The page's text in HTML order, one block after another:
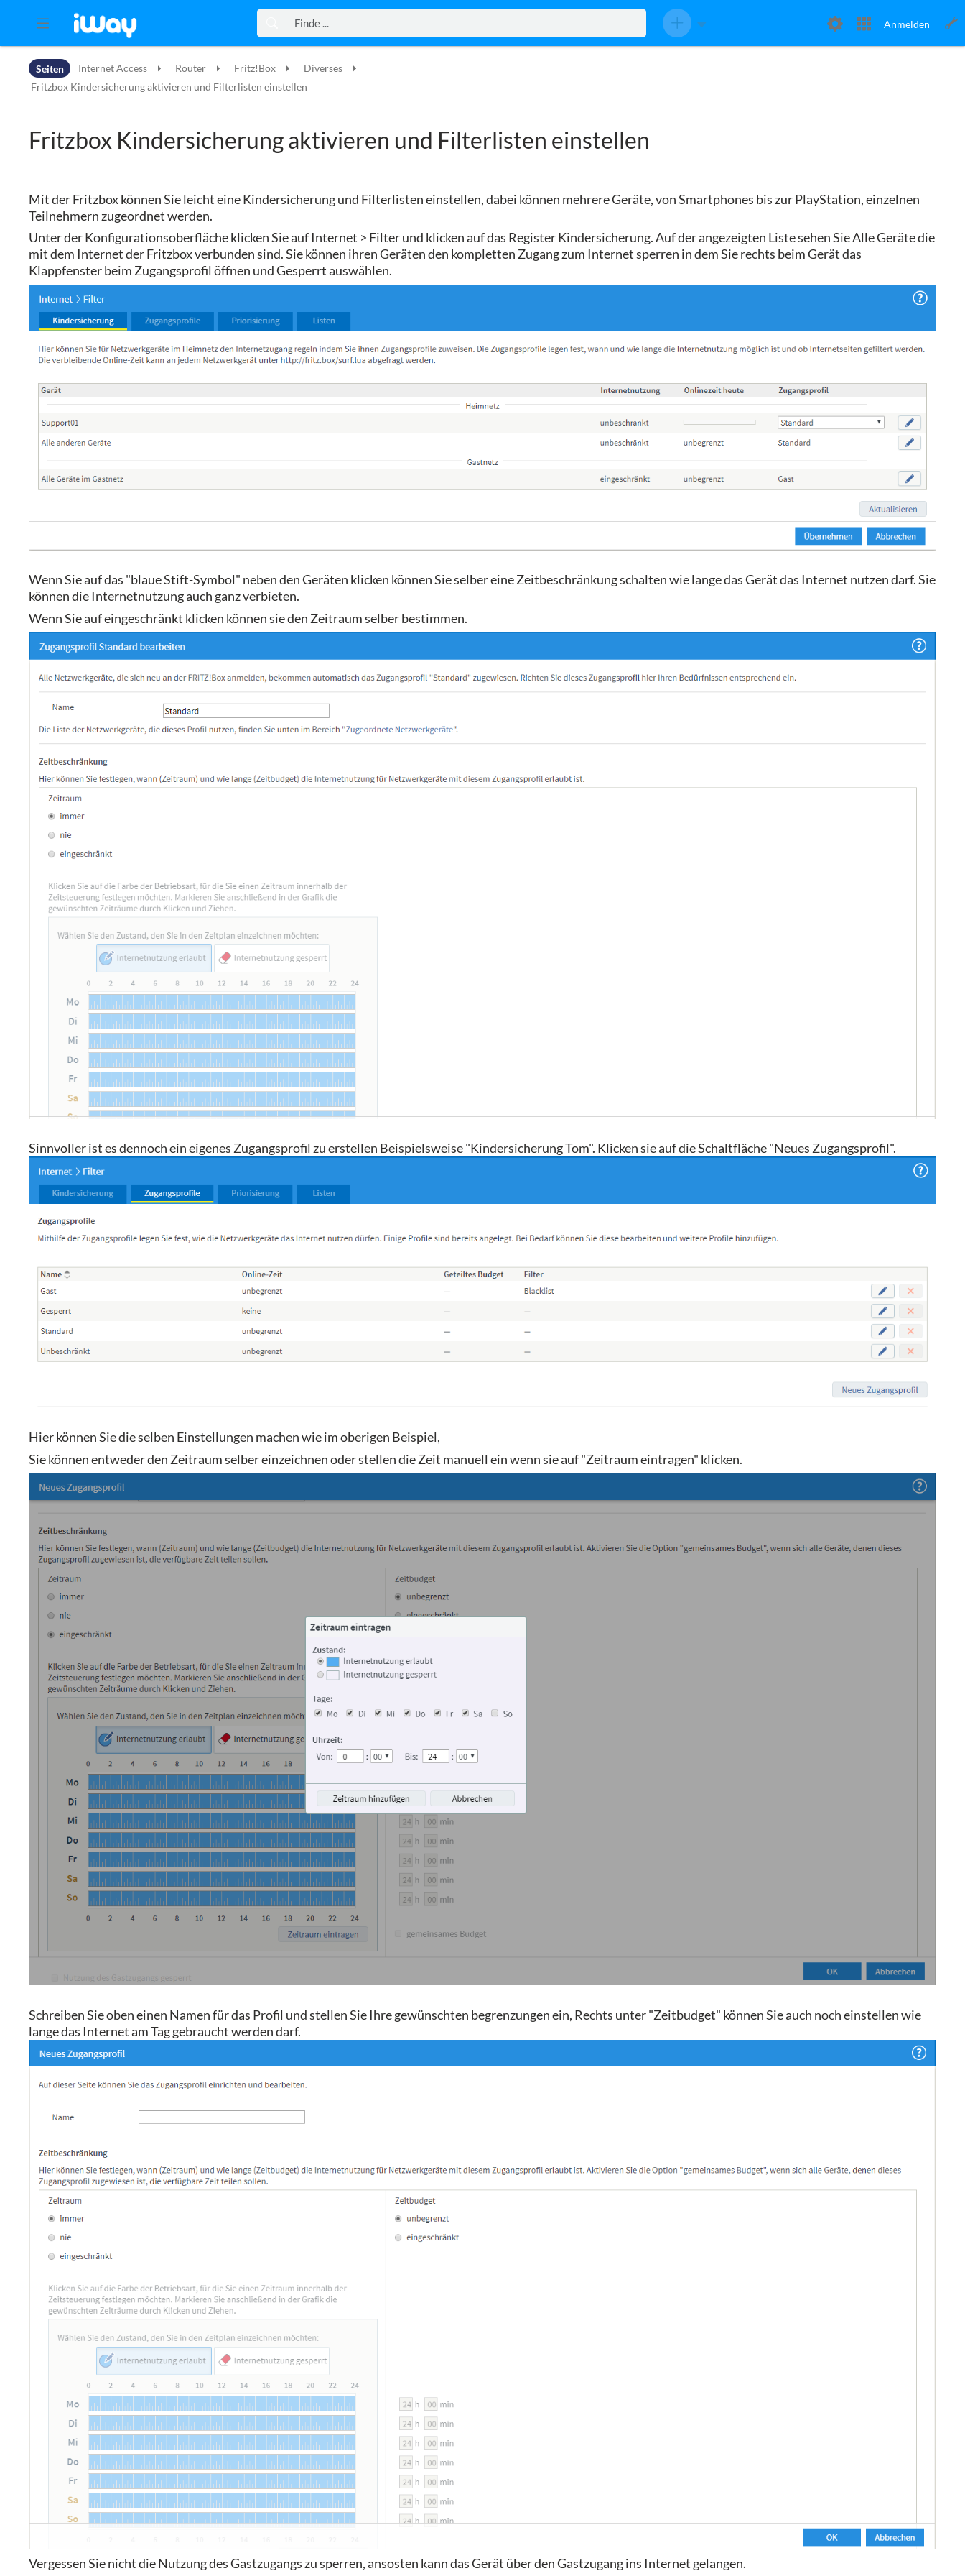
Zur Hauptnavigation
Zu den Seitenwerkzeugen
Anmelden
Seiten Internet Access Router Fritz!Box
Diverses
Fritzbox Kindersicherung aktivieren und Filterlisten einstellen
Fritzbox Kindersicherung aktivieren und Filterlisten einstellen
Mit der Fritzbox können Sie leicht eine Kindersicherung und Filterlisten einstellen, dabei können mehrere Geräte, von Smartphones bis zur PlayStation, einzelnen
Teilnehmern zugeordnet werden.
Unter der Konfigurationsoberfläche klicken Sie auf Internet > Filter und klicken auf das Register Kindersicherung. Auf der angezeigten Liste sehen Sie Alle Geräte die
mit dem Internet der Fritzbox verbunden sind. Sie können ihren Geräten den kompletten Zugang zum Internet sperren in dem Sie rechts beim Gerät das
Klappfenster beim Zugangsprofil öffnen und Gesperrt auswählen.
Wenn Sie auf das "blaue Stift-Symbol" neben den Geräten klicken können Sie selber eine Zeitbeschränkung schalten wie lange das Gerät das Internet nutzen darf. Sie
können die Internetnutzung auch ganz verbieten.
Wenn Sie auf eingeschränkt klicken können sie den Zeitraum selber bestimmen.
Sinnvoller ist es dennoch ein eigenes Zugangsprofil zu erstellen Beispielsweise "Kindersicherung Tom". Klicken sie auf die Schaltfläche "Neues Zugangsprofil".
Hier können Sie die selben Einstellungen machen wie im oberigen Beispiel,
Sie können entweder den Zeitraum selber einzeichnen oder stellen die Zeit manuell ein wenn sie auf "Zeitraum eintragen" klicken.
Schreiben Sie oben einen Namen für das Profil und stellen Sie Ihre gewünschten begrenzungen ein, Rechts unter "Zeitbudget" können Sie auch noch einstellen wie
lange das Internet am Tag gebraucht werden darf.
Vergessen Sie nicht die Nutzung des Gastzugangs zu sperren, ansosten kann das Gerät über den Gastzugang ins Internet gelangen.